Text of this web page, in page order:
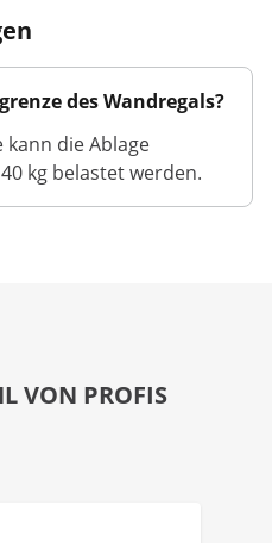
des Wandregals?
die Ablage
kg belastet werden.
VON PROFIS